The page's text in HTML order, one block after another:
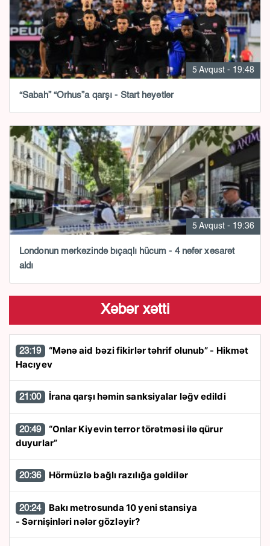
5 Avqust - 19:48
“Sabah” “Orhus”a qarşı - Start heyətlər
5 Avqust - 19:36
Londonun mərkəzində bıçaqlı hücum - 4 nəfər xəsarət
aldı
Xəbər xətti
23:19
Hacıyev
21:00 İrana qarşı həmin sanksiyalar ləğv edildi
20:49
duyurlar”
20:36 Hörmüzlə bağlı razılığa gəldilər
20:24
- Sərnişinləri nələr gözləyir?